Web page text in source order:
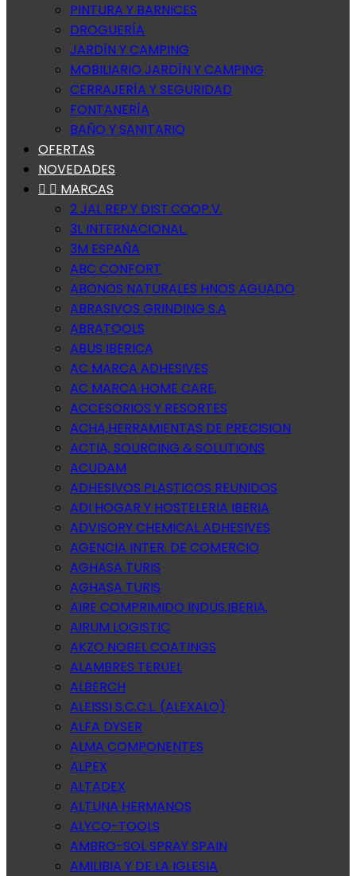
PINTURA Y BARNICES
DROGUERÍA
JARDÍN Y CAMPING
MOBILIARIO JARDÍN Y CAMPING
CERRAJERÍA Y SEGURIDAD
FONTANERÍA
BAÑO Y SANITARIO
OFERTAS
NOVEDADES
  MARCAS
2 JAL REP.Y DIST.COOP.V.
3L INTERNACIONAL.
3M ESPAÑA
ABC CONFORT
ABONOS NATURALES HNOS AGUADO
ABRASIVOS GRINDING S.A
ABRATOOLS
ABUS IBERICA
AC MARCA ADHESIVES
AC MARCA HOME CARE,
ACCESORIOS Y RESORTES
ACHA,HERRAMIENTAS DE PRECISION
ACTIA, SOURCING & SOLUTIONS
ACUDAM
ADHESIVOS PLASTICOS REUNIDOS
ADI HOGAR Y HOSTELERIA IBERIA
ADVISORY CHEMICAL ADHESIVES
AGENCIA INTER. DE COMERCIO
AGHASA TURIS
AGHASA TURIS
AIRE COMPRIMIDO INDUS.IBERIA.
AIRUM LOGISTIC
AKZO NOBEL COATINGS
ALAMBRES TERUEL
ALBERCH
ALEISSI S.C.C.L. (ALEXALO)
ALFA DYSER
ALMA COMPONENTES
ALPEX
ALTADEX
ALTUNA HERMANOS
ALYCO-TOOLS
AMBRO-SOL SPRAY SPAIN
AMILIBIA Y DE LA IGLESIA